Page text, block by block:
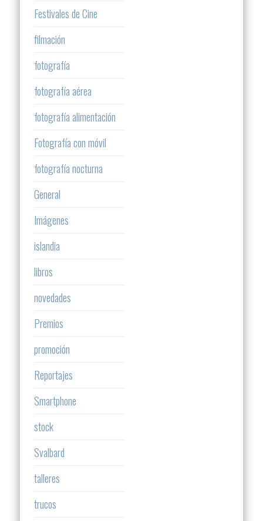
Festivales de Cine
filmación
fotografía
fotografía aérea
fotografía alimentación
Fotografía con móvil
fotografía nocturna
General
Imágenes
islandia
libros
novedades
Premios
promoción
Reportajes
Smartphone
stock
Svalbard
talleres
trucos